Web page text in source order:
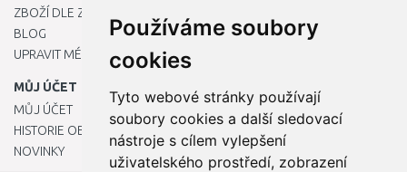
Používáme soubory
cookies
Tyto webové stránky používají
soubory cookies a další sledovací
nástroje s cílem vylepšení
uživatelského prostředí, zobrazení
ZBOŽÍ DLE ZNAČEK
BLOG
UPRAVIT MÉ PŘEDVOLBY COOKIES
MŮJ ÚČET
MŮJ ÚČET
HISTORIE OBJEDNÁVEK
NOVINKY